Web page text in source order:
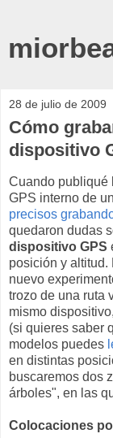
28 de julio de 2009
Cómo
dispositivo
Cuando publiqué
GPS interno de
precisos
quedaron dudas
dispositivo GPS
posición y altitud.
nuevo
trozo de una ruta
mismo
(si quieres saber
modelos puedes
en distintas
buscaremos dos
árboles", en las
Colocaciones